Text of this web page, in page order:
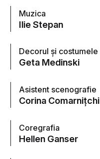
Muzica
Ilie Stepan
Decorul şi costumele
Geta Medinski
Asistent scenografie
Corina Comarniţchi
Coregrafia
Hellen Ganser